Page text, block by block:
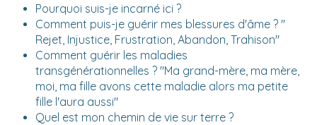
Pourquoi suis-je incarné ici ?
Comment puis-je guérir mes blessures d'âme ? "
Rejet, Injustice, Frustration, Abandon, Trahison"
Comment guérir les maladies
transgénérationnelles ? "Ma grand-mère, ma mère,
moi, ma fille avons cette maladie alors ma petite
fille l'aura aussi"
Quel est mon chemin de vie sur terre ?